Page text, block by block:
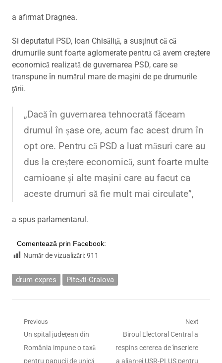
a afirmat Dragnea.
Si deputatul PSD, Ioan Chisăliţă, a susținut că că
drumurile sunt foarte aglomerate pentru că avem creştere
economică realizată de guvernarea PSD, care se
transpune în numărul mare de maşini de pe drumurile
ţării.
„Dacă în guvernarea tehnocrată făceam
drumul în șase ore, acum fac acest drum în
opt ore. Pentru că PSD a luat măsuri care au
dus la creștere economică, sunt foarte multe
camioane și alte mașini care au facut ca
aceste drumuri să fie mult mai circulate”,
a spus parlamentarul.
Comentează prin Facebook:
Număr de vizualizări:911
drum expres Pitești-Craiova
Navigare
articole
Previous
Previous
post:
Un spital judeţean din
România impune o taxă
pentru papucii de unică
Next
Next
post:
Biroul Electoral Central a
respins cererea de înscriere
a alianței USR-PLUS pentru